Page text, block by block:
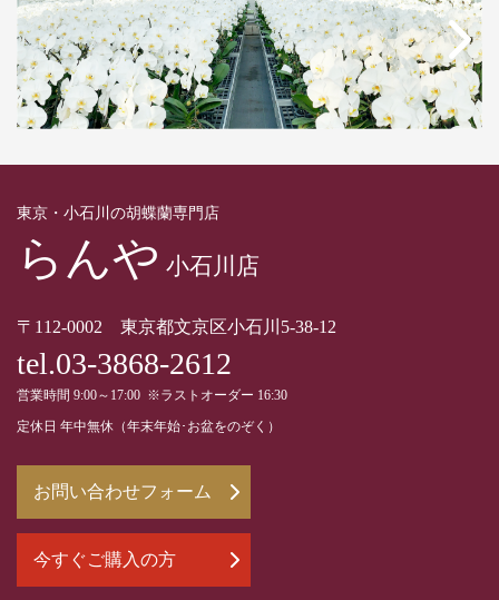
東京・小石川の胡蝶蘭専門店
らんや 小石川店
〒112-0002 東京都文京区小石川5-38-12
tel.03-3868-2612
営業時間 9:00～17:00 ※ラストオーダー 16:30
定休日 年中無休（年末年始･お盆をのぞく）
お問い合わせフォーム
今すぐご購入の方